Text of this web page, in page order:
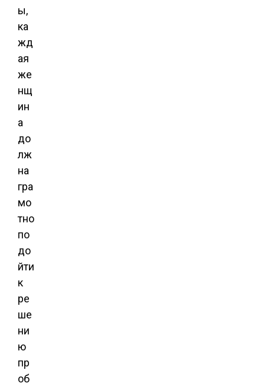
ы,
ка
жд
ая
же
нщ
ин
а
до
лж
на
гра
мо
тно
по
до
йти
к
ре
ше
ни
ю
пр
об